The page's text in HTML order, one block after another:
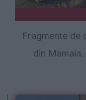
Fragmente de
din